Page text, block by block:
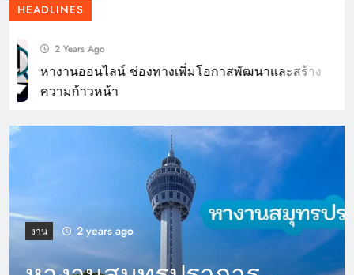
HEADLINES
2 Years Ago
หางานออนไลน์ ช่องทางเพิ่มโอกาสพัฒนาและสร้าง
ความก้าวหน้า
งาน 2 years ago
แนวความคิดการออกแบบ ฟาร์มกุ้งมังกร ให้
สามารถขยายพันธุ์ได้รวดเร็ว￼